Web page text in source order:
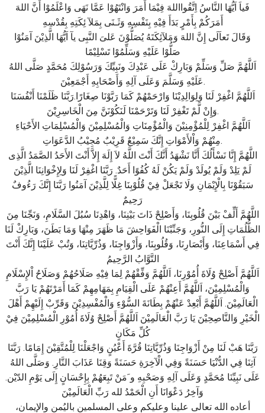
فَياَ اَيُّهَا النَّاسُ اِتَّقُوااللهَ فِيْمَا أَمَرَ وَانْتَهُوْا عَمَّا نَهَى وَاعْلَمُوْا أَنَّ اللهَ
أَمَرَكُمْ بِأَمْرٍ بَدَأَ فِيْهِ بِنَفْسِهِ وَثَـنَى بِمَلآ ئِكَتِهِ بِقُدْسِهِ
وَقَالَ تَعاَلَى إِنَّ اللهَ وَمَلآئِكَتَهُ يُصَلُّوْنَ عَلىَ النَّبِى يآ اَيُّهَا الَّذِيْنَ آمَنُوْا
صَلُّوْا عَلَيْهِ وَسَلِّمُوْا تَسْلِيْمًا
اَللَّهُمَّ صَلِّ وَسَلِّمْ وَبَارِكْ عَلَى عَبْدِكَ ونَبِيِّكَ وَرَسُوْلِكَ مُحَمَّدٍ صَلَّى اللهُ
عَلَيْهِ وَسَلَّمَ وَعَلَى آلِهِ وَأَصْحَابِهِ أَجْمَعِيْنَ.
اَللَّهُمَّ اغْفِرْ لَنَا وَلِوَالِدِيْنَا وَارْحَمْهُمْ كَمَا رَبَّوْنَا صِغَارًا.رَبَّنَا ظَلَمْنَا أَنْفُسَنَا
وَإِنْ لَّمْ تَغْفِرْ لَنَا وَتَرْحَمْنَا لَنَكُوْنَنَّ مِنَ الْخَاسِرِيْنَ.
اَللَّهُمَّ اغْفِرْ لِلْمُؤْمِنِيْنَ وَالْمُؤْمِنَاتِ وَالْمُسْلِمِيْنَ وَالْمُسْلِمَاتِ الأَحْيَاءِ
مِنْهُمْ وَاْلأَمْوَاتِ إِنَّكَ سَمِيْعٌ قَرِيْبٌ مُجِيْبُ الدَّعَوَاتِ.
اللَّهُمَّ إِنَّا نَسْأَلُكَ أَنَّا نَشْهَدُ أَنَّكَ أَنْتَ اللَّهُ لاَ إِلَهَ إِلاَّ أَنْتَ الأَحَدُ الصَّمَدُ الَّذِى
لَمْ يَلِدْ وَلَمْ يُولَدْ وَلَمْ يَكُنْ لَهُ كُفُوًا أَحَدٌ. رَبَّنَا اغْفِرْ لَنَا وَلِإِخْوَانِنَا الَّذِيْنَ
سَبَقُوْنَا بِالْإِيْمَانِ وَلَا تَجْعَلْ فِيْ قُلُوْبِنَا غِلًّا لِلَّذِيْنَ آمَنُوا رَبَّنَا إِنَّكَ رَءُوفٌ
رَحِيمٌ
اللَّهُمَّ أَلِّفْ بَيْنَ قُلُوبِنَا، وَأَصْلِحْ ذَاتَ بَيْنِنَا، وَاهْدِنَا سُبُلَ السَّلَامِ، وَنَجِّنَا مِنَ
الظُّلُمَاتِ إِلَى النُّورِ، وَجَنِّبْنَا الْفَوَاحِشَ مَا ظَهَرَ مِنْهَا وَمَا بَطَنَ، وَبَارِكْ لَنَا
فِي أَسْمَاعِنَا، وَأَبْصَارِنَا، وَقُلُوبِنَا، وَأَزْوَاجِنَا، وَذُرِّيَّاتِنَا، وَتُبْ عَلَيْنَا إِنَّكَ أَنْتَ
التَّوَّابُ الرَّحِيمُ
اَللَّهُمَّ أَصْلِحْ وُلَاةَ أُمُوْرِنَا، اَللَّهُمَّ وَفِّقْهُمْ لِمَا فِيْهِ صَلَاحُهُمْ وَصَلَاحُ اْلإِسْلَامِ
وَالْمُسْلِمِيْنَ، اَللَّهُمَّ أَعِنْهُمْ عَلَى الْقِيَامِ بِمَهَامِهِمْ كَمَا أَمَرْتَهُمْ يَا رَبَّ
الْعَالَمِيْنَ. اَللَّهُمَّ أَبْعِدْ عَنْهُمْ بِطَانَةَ السُّوْءِ وَالْمُفْسِدِيْنَ وَقَرِّبْ إِلَيْهِمْ أَهْلَ
الْخَيْرِ وَالنَّاصِحِيْنَ يَا رَبَّ الْعَالَمِيْنَ اَللَّهُمَّ أَصْلِحْ وُلَاةَ أُمُوْرِ الْمُسْلِمِيْنَ فِيْ
كُلِّ مَكَانٍ
رَبَّنَا هَبْ لَنَا مِنْ أَزْوَاجِنَا وَذُرِّيَّاتِنَا قُرَّةَ أَعْيُنٍ وَاجْعَلْنَا لِلْمُتَّقِيْنَ إِمَامًا. رَبَّنَا
آتِنَا فِي الدُّنْيَا حَسَنَةً وَفِي الْآخِرَةِ حَسَنَةً وَقِنَا عَذَابَ النَّارِ. وَصَلَّى اللهُ
عَلَى نَبِيِّنَا مُحَمَّدٍ وَعَلَى آلِهِ وَصَحْبِهِ و َمَنْ تَبِعَهُمْ بِإِحْسَانٍ إِلَى يَوْمِ الدّيْن.
وَآخِرُ دَعْوَانَا أَنِ الْحَمْدُ لله رَبِّ الْعَالَمِيْنَ
أعاده الله تعالى علينا وعليكم وعلى المسلمين باليُمن والإيمان،